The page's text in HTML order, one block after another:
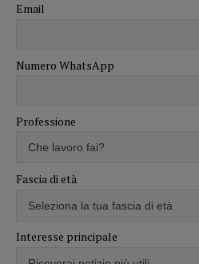
Email
Numero WhatsApp
Professione
Fascia di età
Interesse principale